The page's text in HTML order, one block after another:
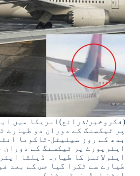
(فکروخبر/ذرائع)امریکا میں
پر ٹیکسنگ کے دوران دو طیارے
بدھ کے روز سیئیٹل-ٹاکوما
ایئرپورٹ پر ٹیکسنگ کے دوران
ایئرلائنز کا طیارہ ڈیلٹا
طیارے سے ٹکرا گیا جس کے بعد